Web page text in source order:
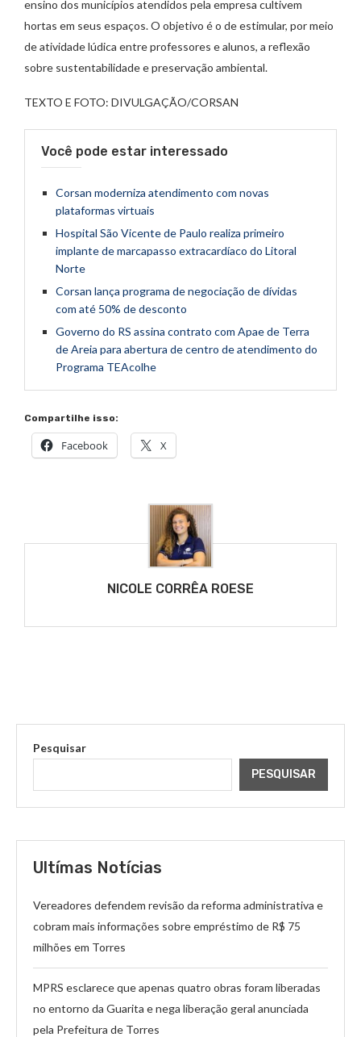
ensino dos municípios atendidos pela empresa cultivem
hortas em seus espaços. O objetivo é o de estimular, por meio
de atividade lúdica entre professores e alunos, a reflexão
sobre sustentabilidade e preservação ambiental.
TEXTO E FOTO: DIVULGAÇÃO/CORSAN
Você pode estar interessado
Corsan moderniza atendimento com novas
plataformas virtuais
Hospital São Vicente de Paulo realiza primeiro
implante de marcapasso extracardíaco do Litoral
Norte
Corsan lança programa de negociação de dívidas
com até 50% de desconto
Governo do RS assina contrato com Apae de Terra
de Areia para abertura de centro de atendimento do
Programa TEAcolhe
Compartilhe isso:
Facebook X
NICOLE CORRÊA ROESE
Pesquisar
PESQUISAR
Ultímas Notícias
Vereadores defendem revisão da reforma administrativa e
cobram mais informações sobre empréstimo de R$ 75
milhões em Torres
MPRS esclarece que apenas quatro obras foram liberadas
no entorno da Guarita e nega liberação geral anunciada
pela Prefeitura de Torres